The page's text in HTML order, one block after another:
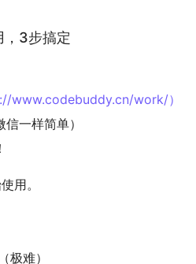
3步搞定
www.codebuddy.cn/work/）
一样简单）
用。
极难）